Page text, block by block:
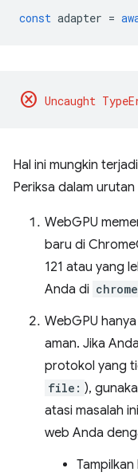
const adapter =
cancel
Hal ini mungkin
Periksa dalam urutan
WebGPU
baru di
121 atau yang
Anda di
WebGPU
aman. Jika
protokol yang
file: ),
atasi masalah
web Anda